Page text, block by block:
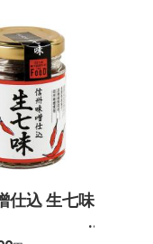
仕込 生七味